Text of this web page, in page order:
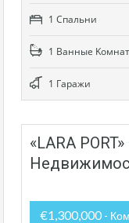
1 Cпальни
1 Bанные
1 Гаражи
«LARA
€1,300,000 -